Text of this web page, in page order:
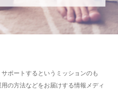
ポートするというミッションのも
の方法などをお届けする情報メディ